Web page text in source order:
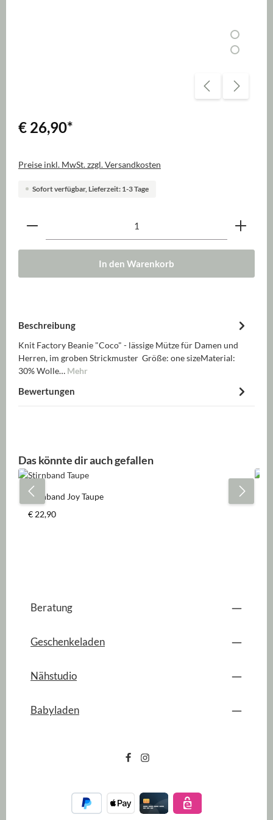
€ 26,90*
Preise inkl. MwSt. zzgl. Versandkosten
Sofort verfügbar, Lieferzeit: 1-3 Tage
Produkt Anzahl: Gib den gewünschten Wert ein
In den Warenkorb
Beschreibung
Knit Factory Beanie "Coco" - lässige Mütze für Damen und
Herren, im groben Strickmuster Größe: one sizeMaterial:
30% Wolle… Mehr
Bewertungen
Produktgalerie überspringen
Das könnte dir auch gefallen
Stirnband Joy Taupe
Regulärer Preis:
€ 22,90
Beratung
Geschenkeladen
Nähstudio
Babyladen